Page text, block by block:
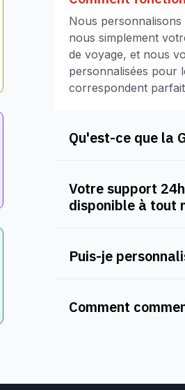
Nous
nous simplement
de voyage, et nous
personnalisées pour
correspondent
Qu'est-ce que la
Votre support
disponible à tout
Puis-je
Comment